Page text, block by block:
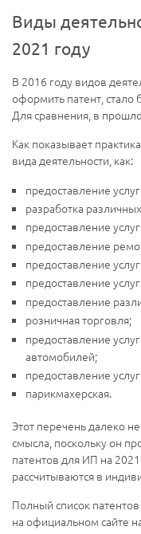
Виды
2021 году
В 2016 году видов
оформить патент, стало
Для сравнения, в
Как показывает
вида деятельности, как:
предоставление
разработка
предоставление
предоставление
предоставление
предоставление
предоставление
розничная торговля;
предоставление
автомобилей;
предоставление
парикмахерская.
Этот перечень далеко
смысла, поскольку он
патентов для ИП на
рассчитываются в
Полный список
на официальном сайте